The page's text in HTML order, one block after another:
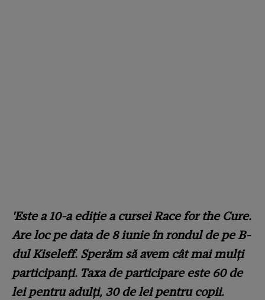
'Este a 10-a ediție a cursei Race for the Cure.
Are loc pe data de 8 iunie în rondul de pe B-
dul Kiseleff. Sperăm să avem cât mai mulți
participanți. Taxa de participare este 60 de
lei pentru adulți, 30 de lei pentru copii.